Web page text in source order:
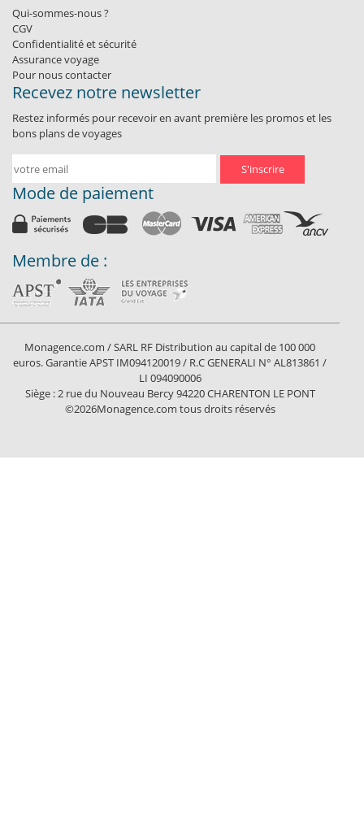
Qui-sommes-nous ?
CGV
Confidentialité et sécurité
Assurance voyage
Pour nous contacter
Recevez notre newsletter
Restez informés pour recevoir en avant première les promos et les
bons plans de voyages
S'inscrire
Mode de paiement
Membre de :
Monagence.com / SARL RF Distribution au capital de 100 000
euros. Garantie APST IM094120019 / R.C GENERALI N° AL813861 /
LI 094090006
Siège : 2 rue du Nouveau Bercy 94220 CHARENTON LE PONT
©2026Monagence.com tous droits réservés